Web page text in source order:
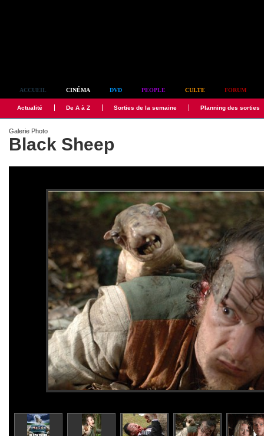
ACCUEIL CINÉMA DVD PEOPLE CULTE FORUM
Actualité De A à Z Sorties de la semaine Planning des sorties
Galerie Photo
Black Sheep